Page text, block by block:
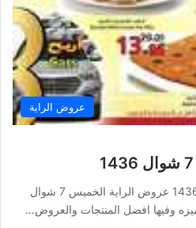
عروض الراية
عروض الراية الخميس 7 شوال 1436 عروض الراية الخميس 7 شوال